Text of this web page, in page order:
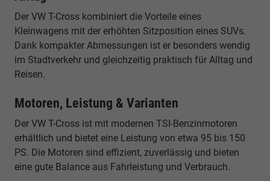
Der VW T-Cross kombiniert die Vorteile eines
Kleinwagens mit der erhöhten Sitzposition eines SUVs.
Dank kompakter Abmessungen ist er besonders wendig
im Stadtverkehr und gleichzeitig praktisch für Alltag und
Reisen.
Motoren, Leistung & Varianten
Der VW T-Cross ist mit modernen TSI-Benzinmotoren
erhältlich und bietet eine Leistung von etwa 95 bis 150
PS. Die Motoren sind effizient, zuverlässig und bieten
eine gute Balance aus Fahrleistung und Verbrauch.